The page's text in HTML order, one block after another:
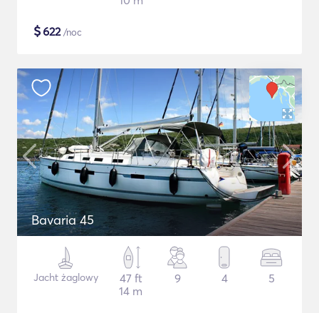
$622/noc
Bavaria 45
Jacht żaglowy
47 ft
14 m
9 4 5